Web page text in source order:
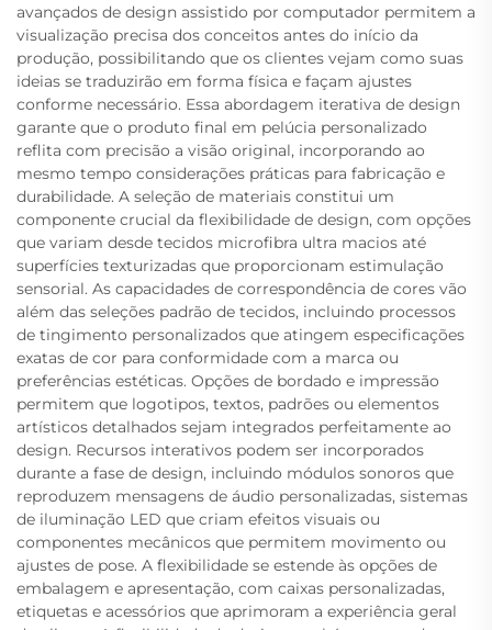
avançados de design assistido por computador permitem a
visualização precisa dos conceitos antes do início da
produção, possibilitando que os clientes vejam como suas
ideias se traduzirão em forma física e façam ajustes
conforme necessário. Essa abordagem iterativa de design
garante que o produto final em pelúcia personalizado
reflita com precisão a visão original, incorporando ao
mesmo tempo considerações práticas para fabricação e
durabilidade. A seleção de materiais constitui um
componente crucial da flexibilidade de design, com opções
que variam desde tecidos microfibra ultra macios até
superfícies texturizadas que proporcionam estimulação
sensorial. As capacidades de correspondência de cores vão
além das seleções padrão de tecidos, incluindo processos
de tingimento personalizados que atingem especificações
exatas de cor para conformidade com a marca ou
preferências estéticas. Opções de bordado e impressão
permitem que logotipos, textos, padrões ou elementos
artísticos detalhados sejam integrados perfeitamente ao
design. Recursos interativos podem ser incorporados
durante a fase de design, incluindo módulos sonoros que
reproduzem mensagens de áudio personalizadas, sistemas
de iluminação LED que criam efeitos visuais ou
componentes mecânicos que permitem movimento ou
ajustes de pose. A flexibilidade se estende às opções de
embalagem e apresentação, com caixas personalizadas,
etiquetas e acessórios que aprimoram a experiência geral